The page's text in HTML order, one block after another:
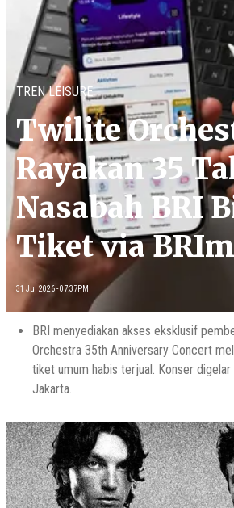
TREN LEISURE
Twilite
Rayakan 35
Nasabah BRI
Tiket via
31 Jul 2026 - 07:37PM
BRI menyediakan akses eksklusif
Orchestra 35th Anniversary Concert
tiket umum habis terjual. Konser
Jakarta.